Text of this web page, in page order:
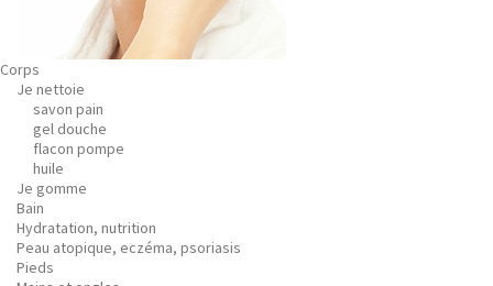
Corps
Je nettoie
savon pain
gel douche
flacon pompe
huile
Je gomme
Bain
Hydratation, nutrition
Peau atopique, eczéma, psoriasis
Pieds